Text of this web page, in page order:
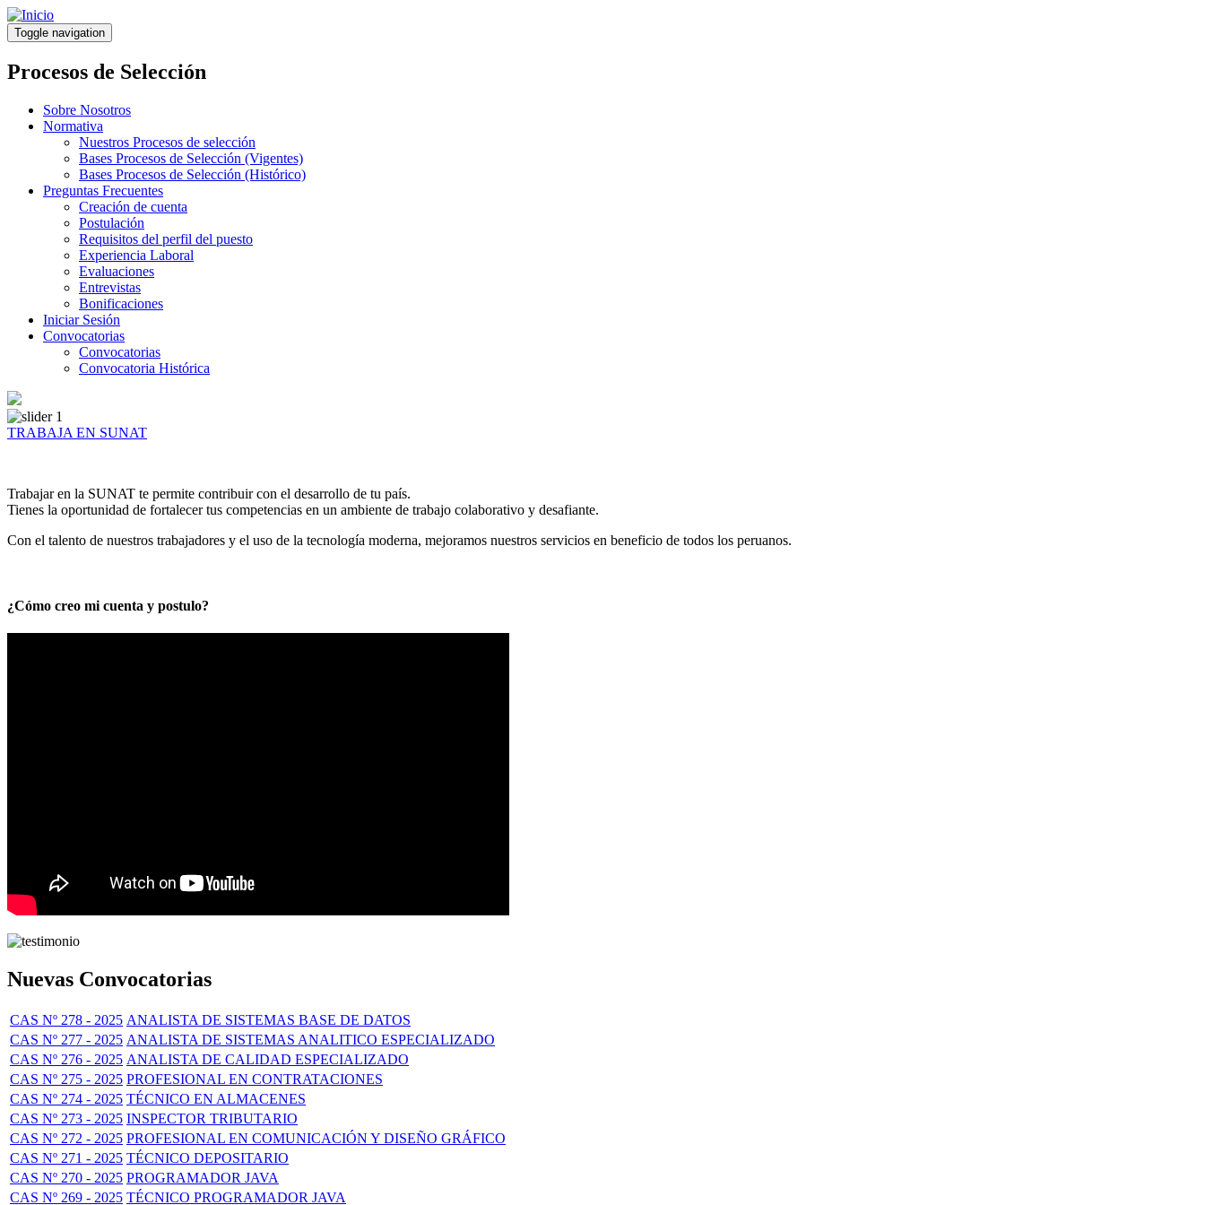
Pasar
al
contenido
principal
Toggle navigation
Procesos de Selección
Sobre Nosotros
Normativa
Nuestros Procesos de selección
Bases Procesos de Selección (Vigentes)
Bases Procesos de Selección (Histórico)
Preguntas Frecuentes
Creación de cuenta
Postulación
Requisitos del perfil del puesto
Experiencia Laboral
Evaluaciones
Entrevistas
Bonificaciones
Iniciar Sesión
Convocatorias
Convocatorias
Convocatoria Histórica
TRABAJA EN SUNAT
Trabajar en la SUNAT te permite contribuir con el desarrollo de tu país.
Tienes la oportunidad de fortalecer tus competencias en un ambiente de trabajo colaborativo y desafiante.
Con el talento de nuestros trabajadores y el uso de la tecnología moderna, mejoramos nuestros servicios en beneficio de todos los peruanos.
¿Cómo creo mi cuenta y postulo?
Nuevas Convocatorias
CAS Nº 278 - 2025 ANALISTA DE SISTEMAS BASE DE DATOS
CAS Nº 277 - 2025 ANALISTA DE SISTEMAS ANALITICO ESPECIALIZADO
CAS Nº 276 - 2025 ANALISTA DE CALIDAD ESPECIALIZADO
CAS Nº 275 - 2025 PROFESIONAL EN CONTRATACIONES
CAS Nº 274 - 2025 TÉCNICO EN ALMACENES
CAS Nº 273 - 2025 INSPECTOR TRIBUTARIO
CAS Nº 272 - 2025 PROFESIONAL EN COMUNICACIÓN Y DISEÑO GRÁFICO
CAS Nº 271 - 2025 TÉCNICO DEPOSITARIO
CAS Nº 270 - 2025 PROGRAMADOR JAVA
CAS Nº 269 - 2025 TÉCNICO PROGRAMADOR JAVA